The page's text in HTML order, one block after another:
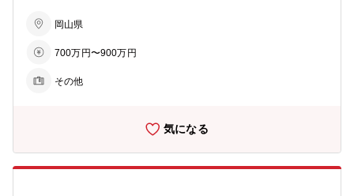
の住宅取得を検討からお引渡しまで一貫してサポートしていただきま
54社あるグループ展開により、幅の広いキャリアビジョンがありま
が同社の営業の特徴。若手からベテランまでをバランスよく配置した
成：各モデルルームおおよそ5～10名程度が在籍しています。 【同社
岡山県
700万円〜900万円
その他
気になる